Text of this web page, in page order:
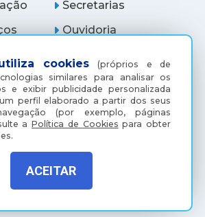
cookies (próprios e de
similares para analisar os
e exibir publicidade personalizada
perfil elaborado a partir dos seus
(por exemplo, páginas
aPolítica de Cookies para obter
ACEITAR
Secretarias
Ouvidoria